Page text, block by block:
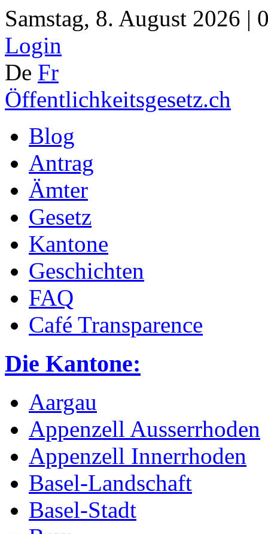
Samstag, 8. August 2026 |
Login
De Fr
Öffentlichkeitsgesetz.ch
Blog
Antrag
Ämter
Gesetz
Kantone
Geschichten
FAQ
Café Transparence
Die Kantone:
Aargau
Appenzell Ausserrhoden
Appenzell Innerrhoden
Basel-Landschaft
Basel-Stadt